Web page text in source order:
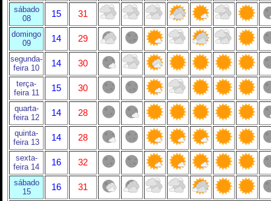
sábado
08
15 31
domingo
09
14 29
segunda-
feira 10
14 30
terça-
feira 11
15 30
quarta-
feira 12
14 28
quinta-
feira 13
14 28
sexta-
feira 14
16 32
sábado
15
16
31